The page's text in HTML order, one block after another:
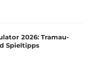
2026: Tramau-
Spieltipps